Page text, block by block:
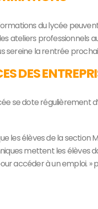
du lycée
ateliers professionnels
sereine la rentrée
DES
se dote régulièrement
les élèves de la section
mettent les élèves
accéder à un emploi. »